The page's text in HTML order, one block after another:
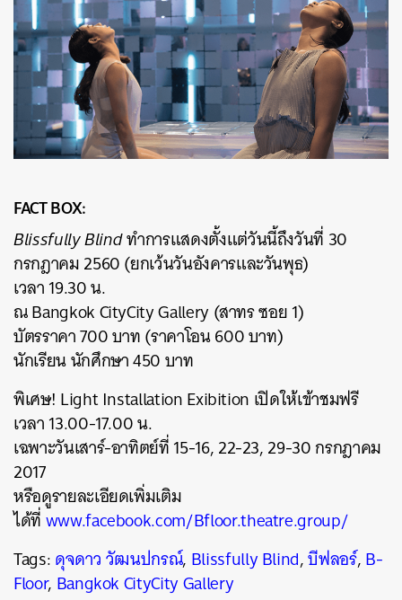
FACT BOX:
Blissfully Blindทำการแสดงตั้งแต่วันนี้ถึงวันที่ 30
กรกฎาคม 2560 (ยกเว้นวันอังคารและวันพุธ)
เวลา 19.30 น.
ณ Bangkok CityCity Gallery (สาทร ซอย 1)
บัตรราคา 700 บาท (ราคาโอน 600 บาท)
นักเรียน นักศึกษา 450 บาท
พิเศษ! Light Installation Exibition เปิดให้เข้าชมฟรี
เวลา 13.00-17.00 น.
เฉพาะวันเสาร์-อาทิตย์ที่ 15-16, 22-23, 29-30 กรกฎาคม
2017
หรือดูรายละเอียดเพิ่มเติม
ได้ที่www.facebook.com/Bfloor.theatre.group/
Tags:ดุจดาว วัฒนปกรณ์, Blissfully Blind,บีฟลอร์,B-
Floor, Bangkok CityCity Gallery